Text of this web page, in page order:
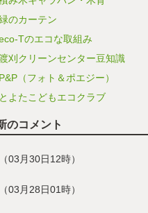
のカーテン
Tのエコな取組み
刈クリーンセンター豆知識
P&P（フォト＆ポエジー）
とよたこどもエコクラブ
のコメント
（03月30日12時）
（03月28日01時）